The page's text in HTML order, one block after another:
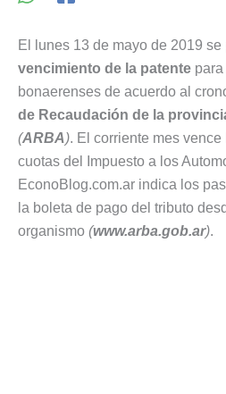
El lunes 13 de mayo de 2019 se
vencimiento de la patente
bonaerenses de acuerdo al
de Recaudación de la
(ARBA). El corriente mes
cuotas del Impuesto a los
EconoBlog.com.ar indica los
la boleta de pago del tributo
organismo (www.arba.gob.ar).